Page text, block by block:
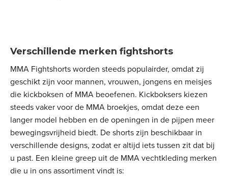
Verschillende merken fightshorts
MMA Fightshorts worden steeds populairder, omdat zij
geschikt zijn voor mannen, vrouwen, jongens en meisjes
die kickboksen of MMA beoefenen. Kickboksers kiezen
steeds vaker voor de MMA broekjes, omdat deze een
langer model hebben en de openingen in de pijpen meer
bewegingsvrijheid biedt. De shorts zijn beschikbaar in
verschillende designs, zodat er altijd iets tussen zit dat bij
u past. Een kleine greep uit de MMA vechtkleding merken
die u in ons assortiment vindt is: